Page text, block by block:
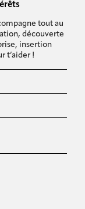
tout au
découverte
insertion
t’aider !